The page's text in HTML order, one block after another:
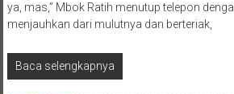
ya, mas,” Mbok Ratih menutup telepon
menjauhkan dari mulutnya dan berteriak,
Baca selengkapnya